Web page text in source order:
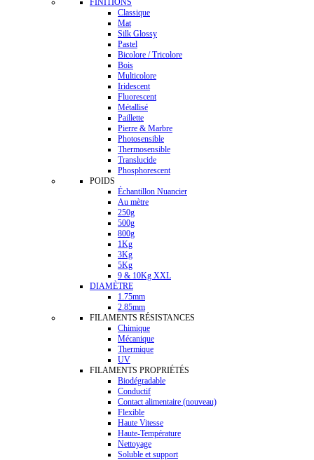
FINITIONS
Classique
Mat
Silk Glossy
Pastel
Bicolore / Tricolore
Bois
Multicolore
Iridescent
Fluorescent
Métallisé
Paillette
Pierre & Marbre
Photosensible
Thermosensible
Translucide
Phosphorescent
POIDS
Échantillon Nuancier
Au mètre
250g
500g
800g
1Kg
3Kg
5Kg
9 & 10Kg XXL
DIAMÈTRE
1.75mm
2.85mm
FILAMENTS RÉSISTANCES
Chimique
Mécanique
Thermique
UV
FILAMENTS PROPRIÉTÉS
Biodégradable
Conductif
Contact alimentaire (nouveau)
Flexible
Haute Vitesse
Haute-Température
Nettoyage
Soluble et support